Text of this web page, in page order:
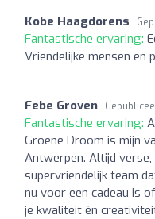
Kobe Haagdorens
Fantastische ervaring:
Vriendelijke mensen en
Febe Groven
Fantastische ervaring:
Groene Droom is mijn
Antwerpen. Altijd
supervriendelijk team
nu voor een cadeau is
je kwaliteit én